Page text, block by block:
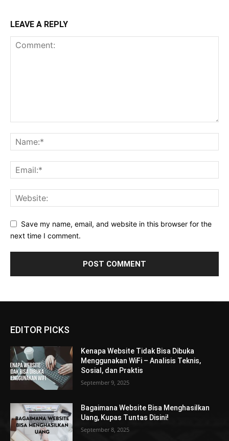
LEAVE A REPLY
Save my name, email, and website in this browser for the
next time I comment.
EDITOR PICKS
Kenapa Website Tidak Bisa Dibuka
Menggunakan WiFi – Analisis Teknis,
Sosial, dan Praktis
September 9, 2025
Bagaimana Website Bisa Menghasilkan
Uang, Kupas Tuntas Disini!
September 8, 2025